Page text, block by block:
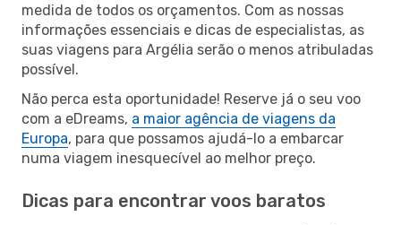
medida de todos os orçamentos. Com as nossas
informações essenciais e dicas de especialistas, as
suas viagens para Argélia serão o menos atribuladas
possível.
Não perca esta oportunidade! Reserve já o seu voo
com a eDreams, a maior agência de viagens da
Europa, para que possamos ajudá-lo a embarcar
numa viagem inesquecível ao melhor preço.
Dicas para encontrar voos baratos